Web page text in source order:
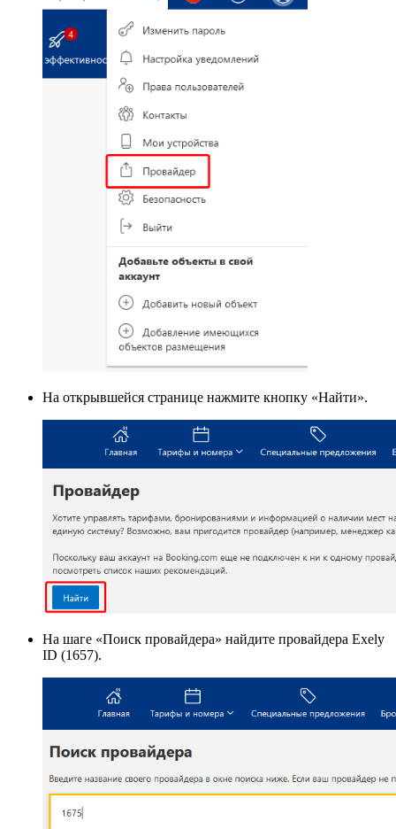
На открывшейся странице нажмите кнопку «Найти».
На шаге «Поиск провайдера» найдите провайдера Exely
ID (1657).